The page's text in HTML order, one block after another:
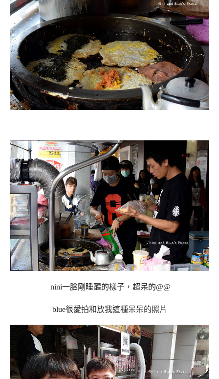
nini一臉剛睡醒的樣子，超呆的@@
blue很愛拍和放我這種呆呆的照片